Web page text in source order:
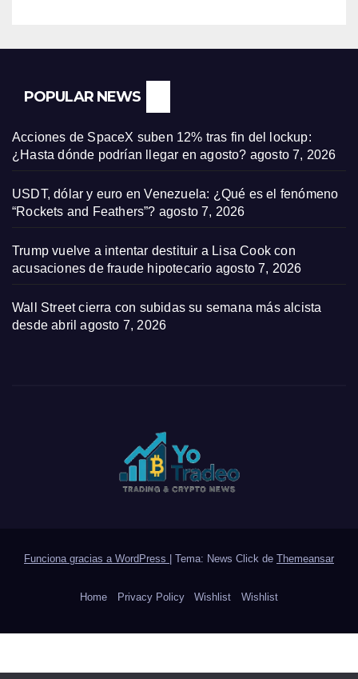
POPULAR NEWS
Acciones de SpaceX suben 12% tras fin del lockup:
¿Hasta dónde podrían llegar en agosto? agosto 7, 2026
USDT, dólar y euro en Venezuela: ¿Qué es el fenómeno
“Rockets and Feathers”? agosto 7, 2026
Trump vuelve a intentar destituir a Lisa Cook con
acusaciones de fraude hipotecario agosto 7, 2026
Wall Street cierra con subidas su semana más alcista
desde abril agosto 7, 2026
Funciona gracias a WordPress Tema: News Click de Themeansar
Home Privacy Policy Wishlist Wishlist